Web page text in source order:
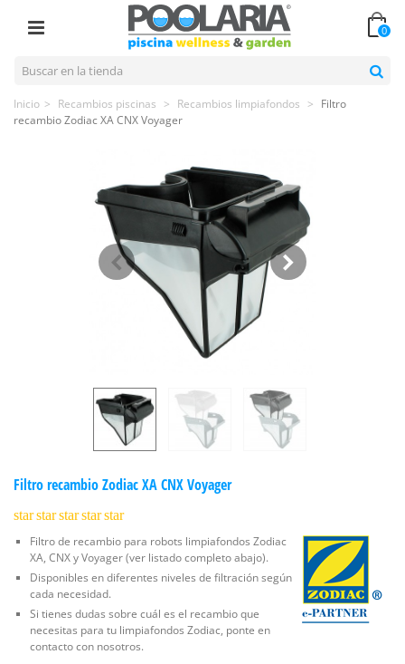
0
Inicio > Recambios piscinas > Recambios limpiafondos > Filtro
recambio Zodiac XA CNX Voyager
Filtro recambio Zodiac XA CNX Voyager
starstarstarstarstar
Filtro de recambio para robots limpiafondos Zodiac
XA, CNX y Voyager (ver listado completo abajo).
Disponibles en diferentes niveles de filtración según
cada necesidad.
Si tienes dudas sobre cuál es el recambio que
necesitas para tu limpiafondos Zodiac, ponte en
contacto con nosotros.